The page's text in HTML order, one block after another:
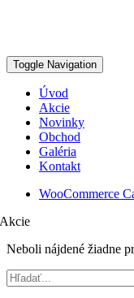
Toggle Navigation
Úvod
Akcie
Novinky
Obchod
Galéria
Kontakt
WooCommerce
Akcie
Neboli nájdené žiadne